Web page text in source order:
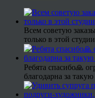
Всем советую
только в этой
Ребята спасибо🙏
благодарна за